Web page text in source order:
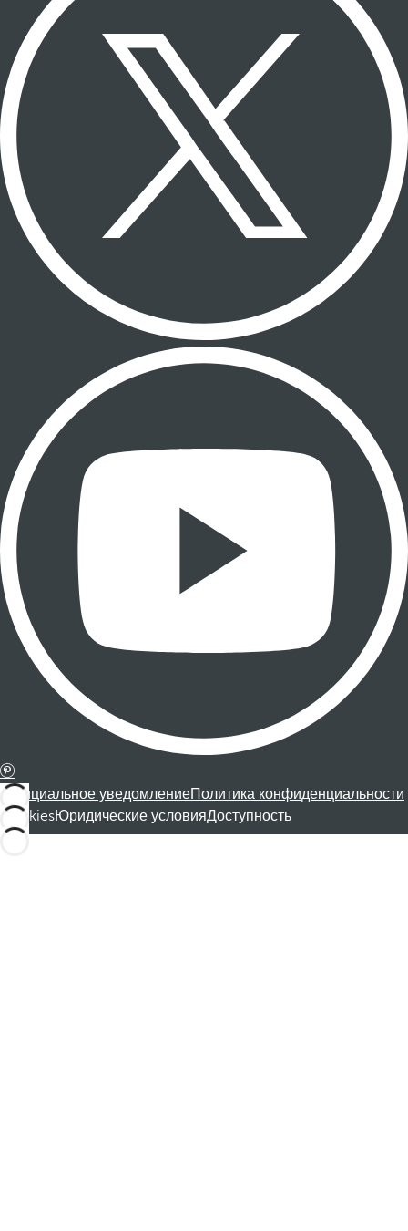
Официальное уведомлениеПолитика конфиденциальности
CookiesЮридические условияДоступность